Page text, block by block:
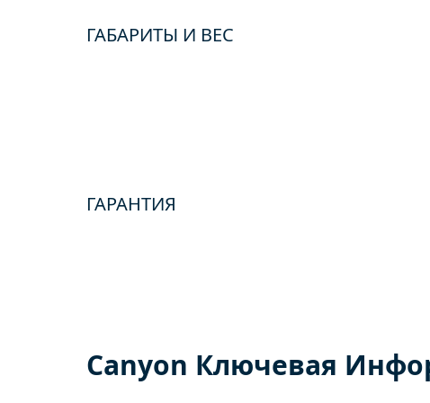
ГАБАРИТЫ И ВЕС
ГАРАНТИЯ
Canyon Ключевая